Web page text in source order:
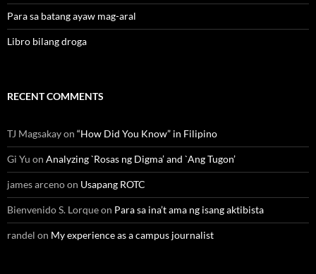
Para sa batang ayaw mag-aral
Libro bilang droga
RECENT COMMENTS
TJ Magsakayon “How Did You Know” in Filipino
Gi Yu on Analyzing `Rosas ng Digma’ and `Ang Tugon’
james arcenoon Usapang ROTC
Bienvenido S. Lorqueon Para sa ina’t ama ng isang aktibista
randel on My experience as a campus journalist